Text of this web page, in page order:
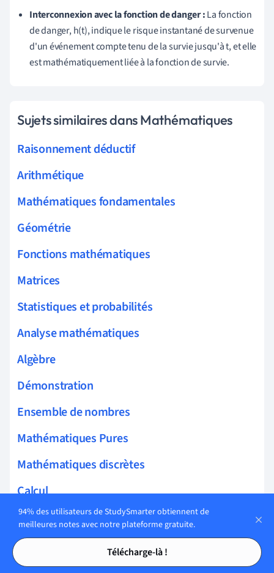
Tables des matières
Tables des matières
Interconnexion avec la fonction de danger :La fonction
de danger, h(t), indique le risque instantané de survenue
d'un événement compte tenu de la survie jusqu'à t, et elle
est mathématiquement liée à la fonction de survie.
Sujets similaires dans Mathématiques
Raisonnement déductif
Arithmétique
Mathématiques fondamentales
Géométrie
Fonctions mathématiques
Matrices
Statistiques et probabilités
Analyse mathématiques
Algèbre
Démonstration
Ensemble de nombres
Mathématiques Pures
Mathématiques discrètes
Calcul
Logique et Fondements
Mathématiques Appliquées
94% des utilisateurs de StudySmarter obtiennent de
meilleures notes avec notre plateforme gratuite.
Télécharge-là !